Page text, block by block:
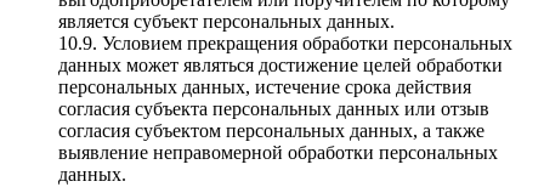
является субъект персональных данных.
10.9. Условием прекращения обработки персональных
данных может являться достижение целей обработки
персональных данных, истечение срока действия
согласия субъекта персональных данных или отзыв
согласия субъектом персональных данных, а также
выявление неправомерной обработки персональных
данных.